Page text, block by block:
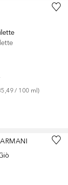
/ 100 ml)